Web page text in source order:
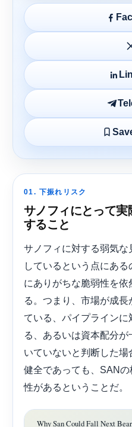
01. 下振れリスク
サノフィにとって
すること
サノフィに対する弱気
しているという点にあ
にありがちな脆弱性を
る。つまり、市場が成
ている、パイプライン
る、あるいは資本配分
いていないと判断した
健全であっても、SAN
性があるということだ。